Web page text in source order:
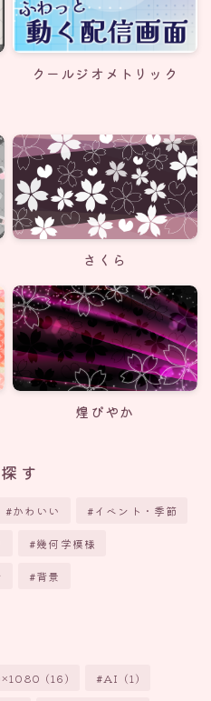
クールジオメトリック
さくら
煌びやか
す
かわいい イベント・季節
幾何学模様
背景
(16) AI (1)